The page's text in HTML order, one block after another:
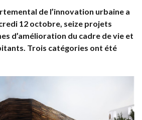
de l’innovation urbaine a
12 octobre, seize projets
d’amélioration du cadre de vie et
Trois catégories ont été